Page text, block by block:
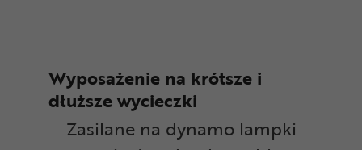
Wyposażenie na krótsze i
dłuższe wycieczki
Zasilane na dynamo lampki